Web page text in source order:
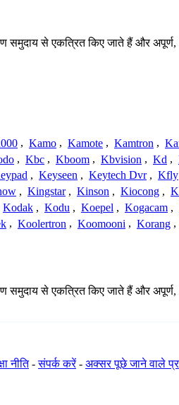
से एकत्रित किए जाते हैं और अपूर्ण,
, Kamo , Kamote , Kamtron ,
, Kbc , Kboom , Kbvision , Kd ,
, Keyseen , Keytech Dvr , Kfly
, Kingstar , Kinson , Kiocong ,
Kodak , Kodu , Koepel , Kogacam ,
, Koolertron , Koomooni , Korang ,
से एकत्रित किए जाते हैं और अपूर्ण,
नीति-संपर्क करें- अक्सर पूछे जाने वाले